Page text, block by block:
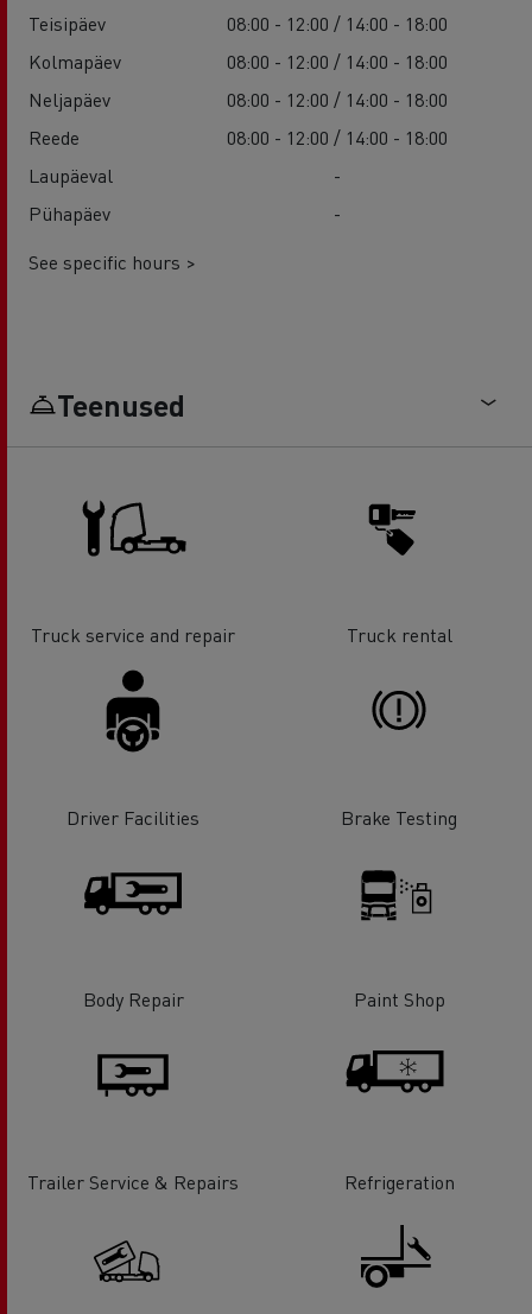
Teisipäev
08:00 - 12:00 / 14:00 - 18:00
Kolmapäev
08:00 - 12:00 / 14:00 - 18:00
Neljapäev
08:00 - 12:00 / 14:00 - 18:00
Reede
08:00 - 12:00 / 14:00 - 18:00
Laupäeval
-
Pühapäev
-
See specific hours >
Teenused
Truck service and repair Truck rental
Driver Facilities Brake Testing
Body Repair Paint Shop
Trailer Service & Repairs Refrigeration